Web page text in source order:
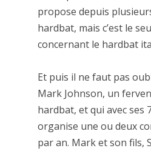
propose depuis
hardbat, mais c’est le
concernant le hardbat
Et puis il ne faut pas
Mark Johnson, un
hardbat, et qui avec ses
organise une ou deux
par an. Mark et son fils,